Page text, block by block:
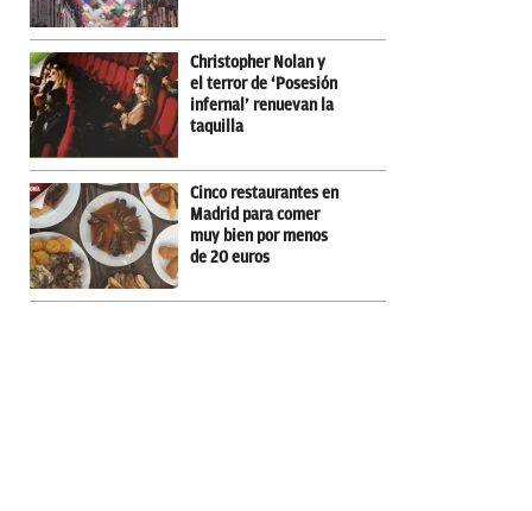
Christopher Nolan y
el terror de ‘Posesión
infernal’ renuevan la
taquilla
Cinco restaurantes en
Madrid para comer
muy bien por menos
de 20 euros